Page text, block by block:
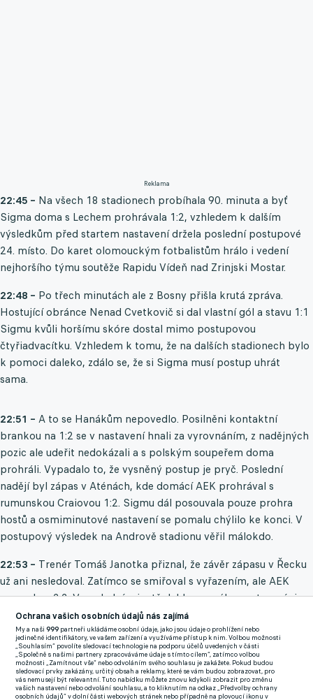
Reklama
22:45 – Na všech 18 stadionech probíhala 90. minuta a byť
Sigma doma s Lechem prohrávala 1:2, vzhledem k dalším
výsledkům před startem nastavení držela poslední postupové
24. místo. Do karet olomouckým fotbalistům hrálo i vedení
nejhoršího týmu soutěže Rapidu Vídeň nad Zrinjski Mostar.
22:48 – Po třech minutách ale z Bosny přišla krutá zpráva.
Hostující obránce Nenad Cvetkovič si dal vlastní gól a stavu 1:1
Sigmu kvůli horšímu skóre dostal mimo postupovou
čtyřiadvacítku. Vzhledem k tomu, že na dalších stadionech bylo
k pomoci daleko, zdálo se, že si Sigma musí postup uhrát
sama.
22:51 – A to se Hanákům nepovedlo. Posilněni kontaktní
brankou na 1:2 se v nastavení hnali za vyrovnáním, z nadějných
pozic ale udeřit nedokázali a s polským soupeřem doma
prohráli. Vypadalo to, že vysněný postup je pryč. Poslední
nadějí byl zápas v Aténách, kde domácí AEK prohrával s
rumunskou Craiovou 1:2. Sigmu dál posouvala pouze prohra
hostů a osmiminutové nastavení se pomalu chýlilo ke konci. V
postupový výsledek na Andrově stadionu věřil málokdo.
22:53 – Trenér Tomáš Janotka přiznal, že závěr zápasu v Řecku
už ani nesledoval. Zatímco se smiřoval s vyřazením, ale AEK
srovnal na 2:2. V poslední minutě deklarovaného nastavení si
Dereck Kutesa naběhl na centr z pravé strany a povedenou
rybičkou vykřesal Sigmě naději.
Rumuni po postupu Sigmy šílí: Krádež! Horší tým jde dál. Češi
vzpomínají na Okresní přebor
Ochrana vašich osobních údajů nás zajímá
My a naši999 partneři ukládáme osobní údaje, jako jsou údaje o prohlížení nebo
jedinečné identifikátory, ve vašem zařízení a využíváme přístup k nim. Volbou možnosti
„Souhlasím“ povolíte sledovací technologie na podporu účelů uvedených v části
„Společně s našimi partnery zpracováváme údaje s tímto cílem“, zatímco volbou
možnosti „Zamítnout vše“ nebo odvoláním svého souhlasu je zakážete. Pokud budou
sledovací prvky zakázány, určitý obsah a reklamy, které se vám budou zobrazovat, pro
vás nemusejí být relevantní. Tuto nabídku můžete znovu kdykoli zobrazit pro změnu
vašich nastavení nebo odvolání souhlasu, a to kliknutím na odkaz „Předvolby ochrany
osobních údajů“ v dolní části webových stránek nebo případně na plovoucí ikonu v